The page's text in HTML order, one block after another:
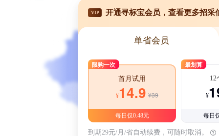
VIP 开通寻标宝会员，查看更多招采
单省会员
限购一次
首月试用
¥14.9 ¥39
每日仅0.48元
最划算
12
¥
每日
到期29元/月/省自动续费，可随时取消。